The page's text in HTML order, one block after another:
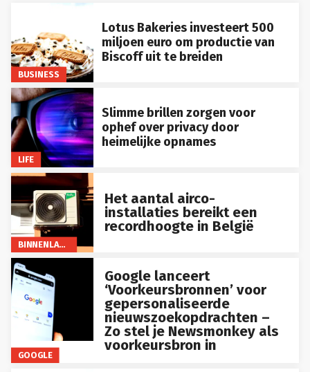
BUSINESS
Lotus Bakeries investeert 500
miljoen euro om productie van
Biscoff uit te breiden
LIFE
Slimme brillen zorgen voor
ophef over privacy door
heimelijke opnames
BINNENLAND
Het aantal airco-
installaties bereikt een
recordhoogte in België
GOOGLE
Google lanceert
‘Voorkeursbronnen’ voor
gepersonaliseerde
nieuwszoekopdrachten –
Zo stel je Newsmonkey als
voorkeursbron in